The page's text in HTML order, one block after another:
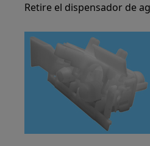
Retire el dispensador de